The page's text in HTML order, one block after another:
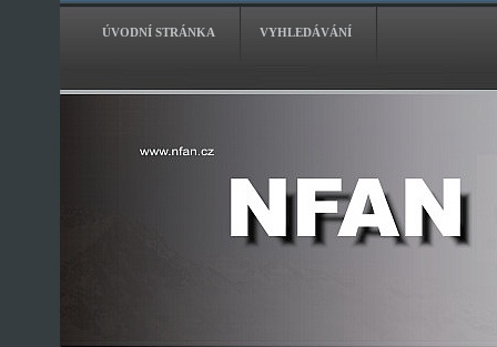
ÚVODNÍ STRÁNKA VYHLEDÁVÁNÍ